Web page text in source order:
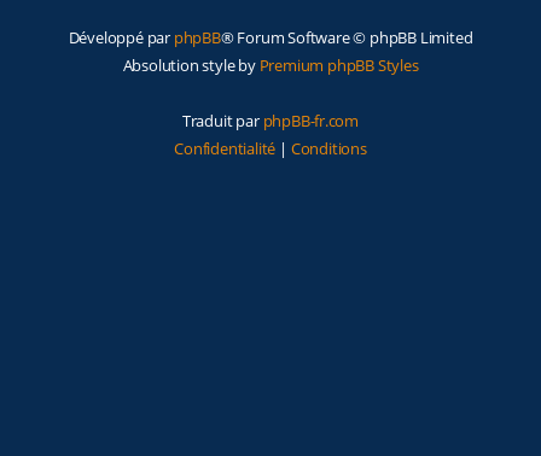
Développé par phpBB® Forum Software © phpBB Limited
Absolution style by Premium phpBB Styles
Traduit par phpBB-fr.com
Confidentialité | Conditions